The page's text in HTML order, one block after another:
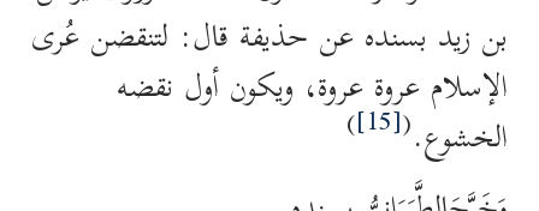
بن زيد بسنده عن حذيفة قال: لتنقضن عُرى
الإسلام عروة عروة، ويكون أول نقضه
الخشوع.(
[15]
)